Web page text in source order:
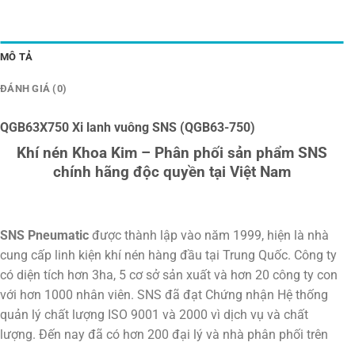
MÔ TẢ
ĐÁNH GIÁ (0)
QGB63X750 Xi lanh vuông SNS (QGB63-750)
Khí nén Khoa Kim – Phân phối sản phẩm SNS
chính hãng độc quyền tại Việt Nam
SNS Pneumatic được thành lập vào năm 1999, hiện là nhà
cung cấp linh kiện khí nén hàng đầu tại Trung Quốc. Công ty
có diện tích hơn 3ha, 5 cơ sở sản xuất và hơn 20 công ty con
với hơn 1000 nhân viên. SNS đã đạt Chứng nhận Hệ thống
quản lý chất lượng ISO 9001 và 2000 vì dịch vụ và chất
lượng. Đến nay đã có hơn 200 đại lý và nhà phân phối trên